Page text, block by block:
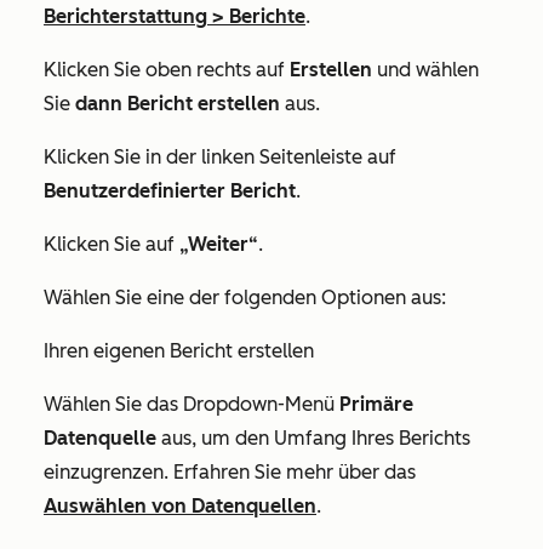
Berichterstattung > Berichte.
Klicken Sie oben rechts auf Erstellen und wählen
Sie dann Bericht erstellen aus.
Klicken Sie in der linken Seitenleiste auf
Benutzerdefinierter Bericht.
Klicken Sie auf „Weiter“.
Wählen Sie eine der folgenden Optionen aus:
Ihren eigenen Bericht erstellen
Wählen Sie das Dropdown-Menü Primäre
Datenquelle aus, um den Umfang Ihres Berichts
einzugrenzen. Erfahren Sie mehr über das
Auswählen von Datenquellen.